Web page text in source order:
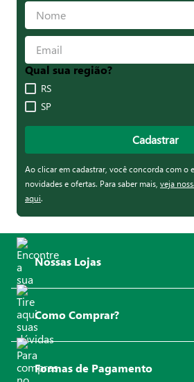
Qual sua região?
RS
SP
Cadastrar
Ao clicar em cadastrar, você concorda com o
novidades e ofertas. Para saber mais, veja
aqui.
Nossas Lojas
Como Comprar?
Formas de Pagamento